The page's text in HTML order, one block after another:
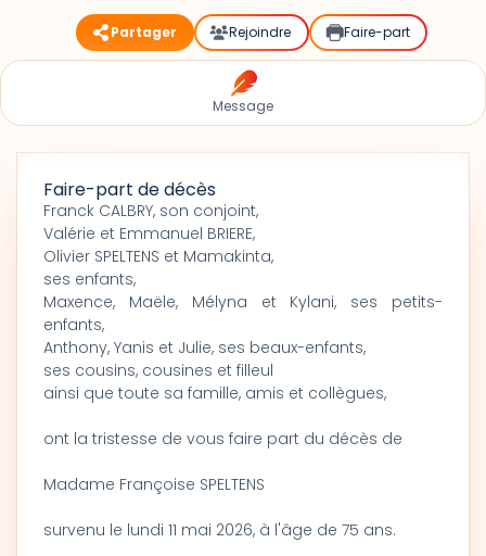
Partager Rejoindre Faire-part
Message
Faire-part de décès
Franck CALBRY, son conjoint,
Valérie et Emmanuel BRIERE,
Olivier SPELTENS et Mamakinta,
ses enfants,
Maxence, Maële, Mélyna et Kylani, ses petits-
enfants,
Anthony, Yanis et Julie, ses beaux-enfants,
ses cousins, cousines et filleul
ainsi que toute sa famille, amis et collègues,
ont la tristesse de vous faire part du décès de
Madame Françoise SPELTENS
survenu le lundi 11 mai 2026, à l'âge de 75 ans.